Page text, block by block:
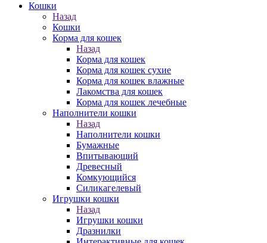
Кошки
Назад
Кошки
Корма для кошек
Назад
Корма для кошек
Корма для кошек сухие
Корма для кошек влажные
Лакомства для кошек
Корма для кошек лечебные
Наполнители кошки
Назад
Наполнители кошки
Бумажные
Впитывающий
Древесный
Комкующийся
Силикагелевый
Игрушки кошки
Назад
Игрушки кошки
Дразнилки